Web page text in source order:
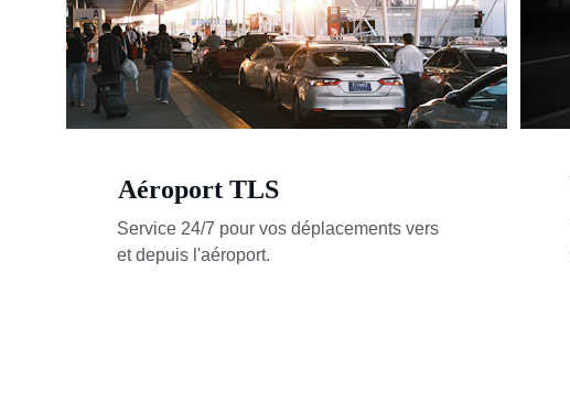
Aéroport TLS
Service 24/7 pour vos déplacements vers
et depuis l'aéroport.